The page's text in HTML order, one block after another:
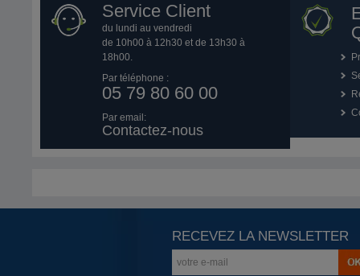
Service Client
du lundi au vendredi
de 10h00 à 12h30 et de 13h30 à
18h00.
Par téléphone :
05 79 80 60 00
Par email:
Contactez-nous
RECEVEZ LA NEWSLETTER